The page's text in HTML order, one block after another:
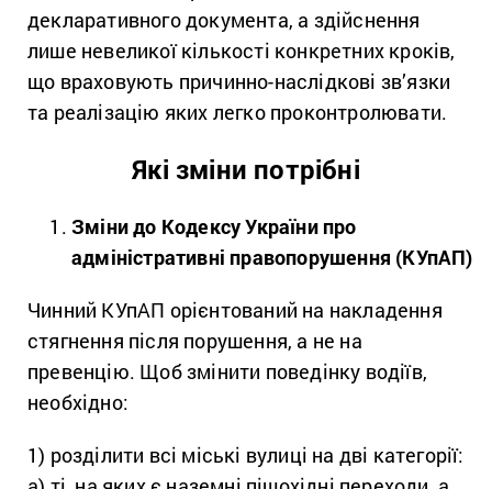
декларативного документа, а здійснення
лише невеликої кількості конкретних кроків,
що враховують причинно-наслідкові зв’язки
та реалізацію яких легко проконтролювати.
Які зміни потрібні
Зміни до Кодексу України про
адміністративні правопорушення (КУпАП)
Чинний КУпАП орієнтований на накладення
стягнення після порушення, а не на
превенцію. Щоб змінити поведінку водіїв,
необхідно:
1) розділити всі міські вулиці на дві категорії: